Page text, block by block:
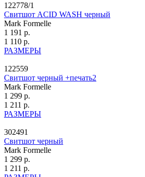
122778/1
Свитшот ACID WASH черный
Mark Formelle
1 191 р.
1 110 р.
РАЗМЕРЫ
122559
Свитшот черный +печать2
Mark Formelle
1 299 р.
1 211 р.
РАЗМЕРЫ
302491
Свитшот черный
Mark Formelle
1 299 р.
1 211 р.